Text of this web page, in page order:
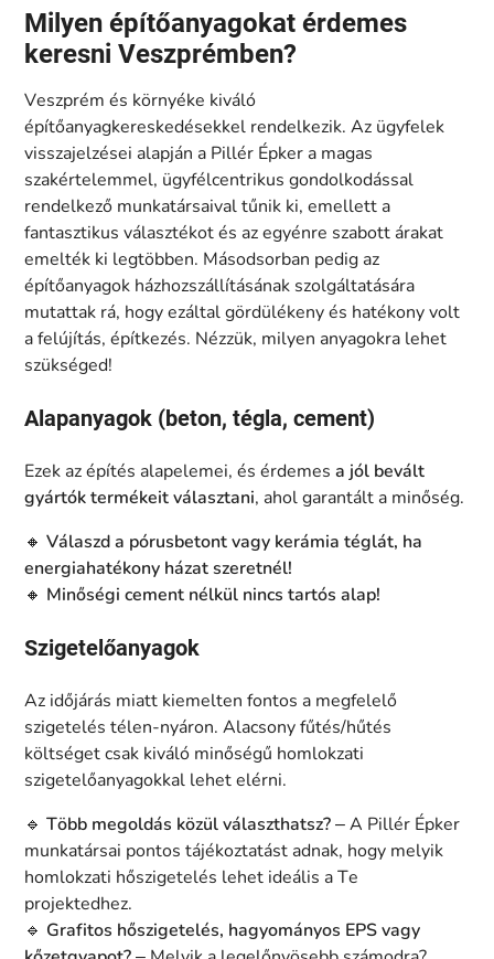
Milyen építőanyagokat érdemes
keresni Veszprémben?
Veszprém és környéke kiváló
építőanyagkereskedésekkel rendelkezik. Az ügyfelek
visszajelzései alapján a Pillér Épker a magas
szakértelemmel, ügyfélcentrikus gondolkodással
rendelkező munkatársaival tűnik ki, emellett a
fantasztikus választékot és az egyénre szabott árakat
emelték ki legtöbben. Másodsorban pedig az
építőanyagok házhozszállításának szolgáltatására
mutattak rá, hogy ezáltal gördülékeny és hatékony volt
a felújítás, építkezés. Nézzük, milyen anyagokra lehet
szükséged!
Alapanyagok (beton, tégla, cement)
Ezek az építés alapelemei, és érdemesa jól bevált
gyártók termékeit választani, ahol garantált a minőség.
🔸Válaszd a pórusbetont vagy kerámia téglát, ha
energiahatékony házat szeretnél!
🔸 Minőségi cement nélkül nincs tartós alap!
Szigetelőanyagok
Az időjárás miatt kiemelten fontos a megfelelő
szigetelés télen-nyáron. Alacsony fűtés/hűtés
költséget csak kiváló minőségű homlokzati
szigetelőanyagokkal lehet elérni.
🔹Több megoldás közül választhatsz?– A Pillér Épker
munkatársai pontos tájékoztatást adnak, hogy melyik
homlokzati hőszigetelés lehet ideális a Te
projektedhez.
🔹 Grafitos hőszigetelés, hagyományos EPS vagy